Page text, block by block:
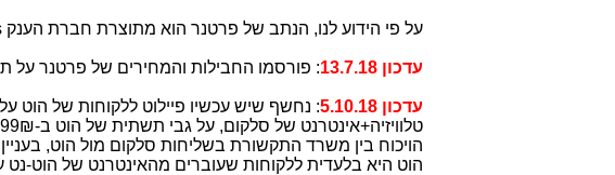
על פי הידוע לנו, הנתב של פרטנר הוא מתוצרת חברת הענק Arris -
עדכון 13.7.18 : פורסמו החבילות והמחירים של פרטנר על
עדכון 5.10.18
: נחשף שיש עכשיו פיילוט ללקוחות של
הוט היא בלעדית ללקוחות שעוברים מהאינטרנט של הוט-